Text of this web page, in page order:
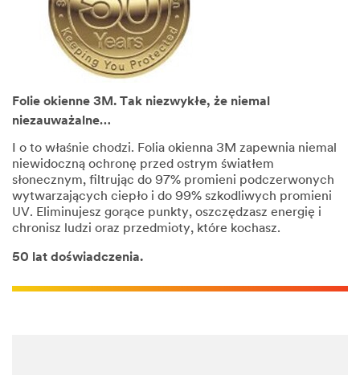
Folie okienne 3M. Tak niezwykłe, że niemal
niezauważalne…
I o to właśnie chodzi. Folia okienna 3M zapewnia niemal
niewidoczną ochronę przed ostrym światłem
słonecznym, filtrując do 97% promieni podczerwonych
wytwarzających ciepło i do 99% szkodliwych promieni
UV. Eliminujesz gorące punkty, oszczędzasz energię i
chronisz ludzi oraz przedmioty, które kochasz.
50 lat doświadczenia.